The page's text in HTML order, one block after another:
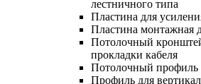
лестничного типа
Пластина для
Пластина монтажная
Потолочный
прокладки кабеля
Потолочный профиль
Профиль для